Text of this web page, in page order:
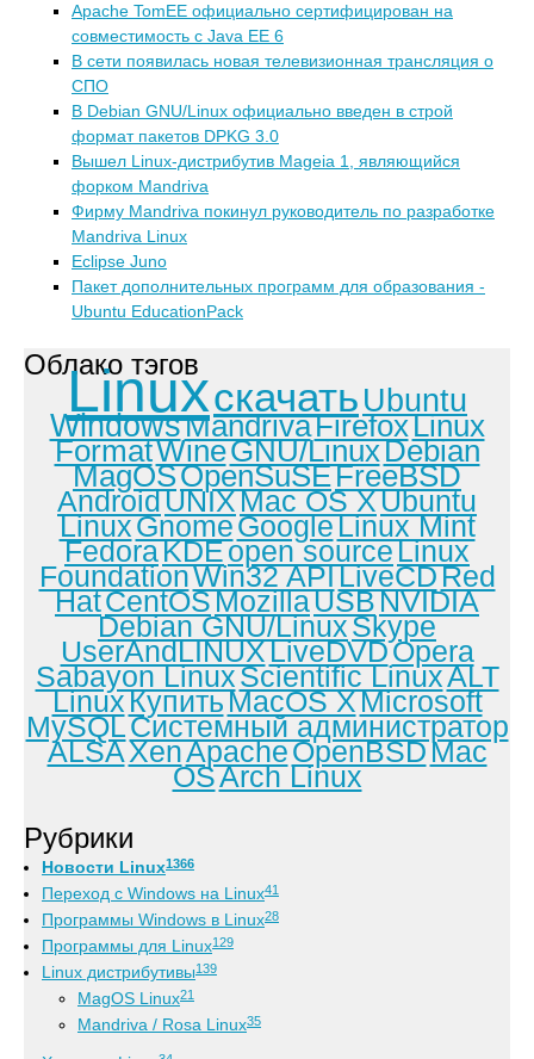
Apache TomEE официально сертифицирован на
совместимость с Java EE 6
В сети появилась новая телевизионная трансляция о
СПО
В Debian GNU/Linux официально введен в строй
формат пакетов DPKG 3.0
Вышел Linux-дистрибутив Mageia 1, являющийся
форком Mandriva
Фирму Mandriva покинул руководитель по разработке
Mandriva Linux
Eclipse Juno
Пакет дополнительных программ для образования -
Ubuntu EducationPack
Облако тэгов
Linuxскачать Ubuntu
WindowsMandrivaFirefoxLinux
FormatWineGNU/LinuxDebian
MagOSOpenSuSEFreeBSD
AndroidUNIXMac OS XUbuntu
LinuxGnomeGoogleLinux Mint
FedoraKDEopen sourceLinux
FoundationWin32 APILiveCDRed
HatCentOSMozillaUSBNVIDIA
Debian GNU/LinuxSkype
UserAndLINUXLiveDVDOpera
Sabayon LinuxScientific LinuxALT
LinuxКупитьMacOS XMicrosoft
MySQLСистемный администратор
ALSAXenApacheOpenBSDMac
OSArch Linux
Рубрики
Новости Linux1366
Переход с Windows на Linux41
Программы Windows в Linux28
Программы для Linux129
Linux дистрибутивы139
MagOS Linux21
Mandriva / Rosa Linux35